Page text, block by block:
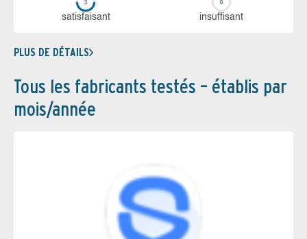
sa­tis­fai­sant in­suf­fi­sant
PLUS DE DÉTAILS
Tous les fabricants testés – établis par
mois/année